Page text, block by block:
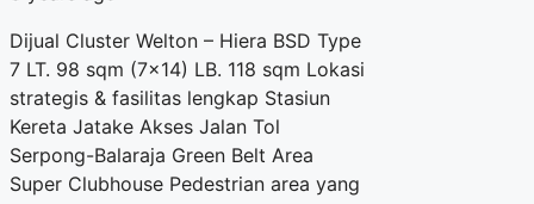
Dijual Cluster Welton – Hiera BSD Type
7 LT. 98 sqm (7×14) LB. 118 sqm Lokasi
strategis & fasilitas lengkap Stasiun
Kereta Jatake Akses Jalan Tol
Serpong-Balaraja Green Belt Area
Super Clubhouse Pedestrian area yang